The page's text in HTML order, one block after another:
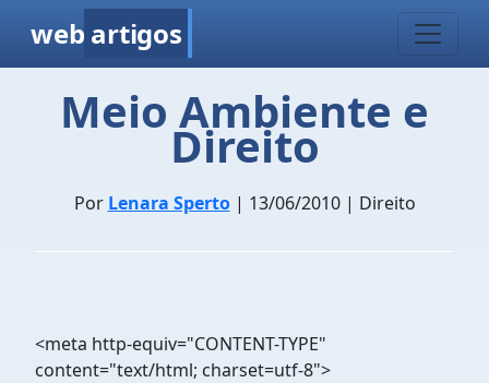
web artigos
Meio Ambiente e
Direito
Por Lenara Sperto| 13/06/2010 | Direito
<meta http-equiv="CONTENT-TYPE"
content="text/html; charset=utf-8">